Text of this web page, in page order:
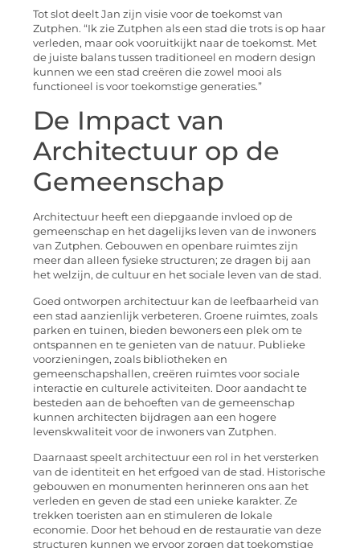
Tot slot deelt Jan zijn visie voor de toekomst van
Zutphen. “Ik zie Zutphen als een stad die trots is op haar
verleden, maar ook vooruitkijkt naar de toekomst. Met
de juiste balans tussen traditioneel en modern design
kunnen we een stad creëren die zowel mooi als
functioneel is voor toekomstige generaties.”
De Impact van
Architectuur op de
Gemeenschap
Architectuur heeft een diepgaande invloed op de
gemeenschap en het dagelijks leven van de inwoners
van Zutphen. Gebouwen en openbare ruimtes zijn
meer dan alleen fysieke structuren; ze dragen bij aan
het welzijn, de cultuur en het sociale leven van de stad.
Goed ontworpen architectuur kan de leefbaarheid van
een stad aanzienlijk verbeteren. Groene ruimtes, zoals
parken en tuinen, bieden bewoners een plek om te
ontspannen en te genieten van de natuur. Publieke
voorzieningen, zoals bibliotheken en
gemeenschapshallen, creëren ruimtes voor sociale
interactie en culturele activiteiten. Door aandacht te
besteden aan de behoeften van de gemeenschap
kunnen architecten bijdragen aan een hogere
levenskwaliteit voor de inwoners van Zutphen.
Daarnaast speelt architectuur een rol in het versterken
van de identiteit en het erfgoed van de stad. Historische
gebouwen en monumenten herinneren ons aan het
verleden en geven de stad een unieke karakter. Ze
trekken toeristen aan en stimuleren de lokale
economie. Door het behoud en de restauratie van deze
structuren kunnen we ervoor zorgen dat toekomstige